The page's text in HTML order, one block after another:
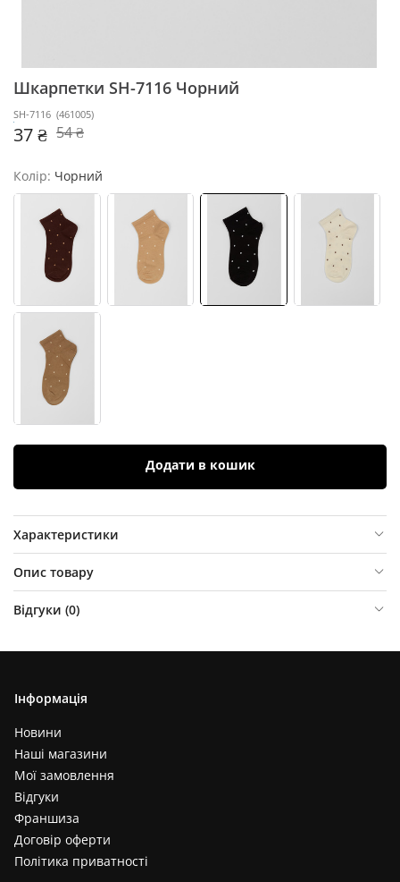
Шкарпетки SH-7116 Чорний
SH-7116 (461005)
37 ₴ 54 ₴
Колір: Чорний
Додати в кошик
Характеристики
Опис товару
Відгуки (0)
Інформація
Новини
Наші магазини
Мої замовлення
Відгуки
Франшиза
Договір оферти
Політика приватності